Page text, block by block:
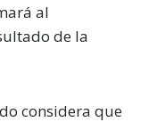
al
de la
considera que